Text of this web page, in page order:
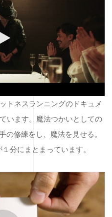
トネスランニングのドキュメ
います。魔法つかいとしての
の修練をし、魔法を見せる。
分にまとまっています。